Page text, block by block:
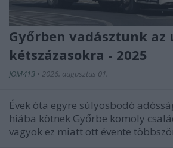
Győrben vadásztunk az
kétszázasokra - 2025
JOM413 • 2026. augusztus 01.
Évek óta egyre súlyosbodó
hiába kötnek Győrbe komoly
vagyok ez miatt ott évente